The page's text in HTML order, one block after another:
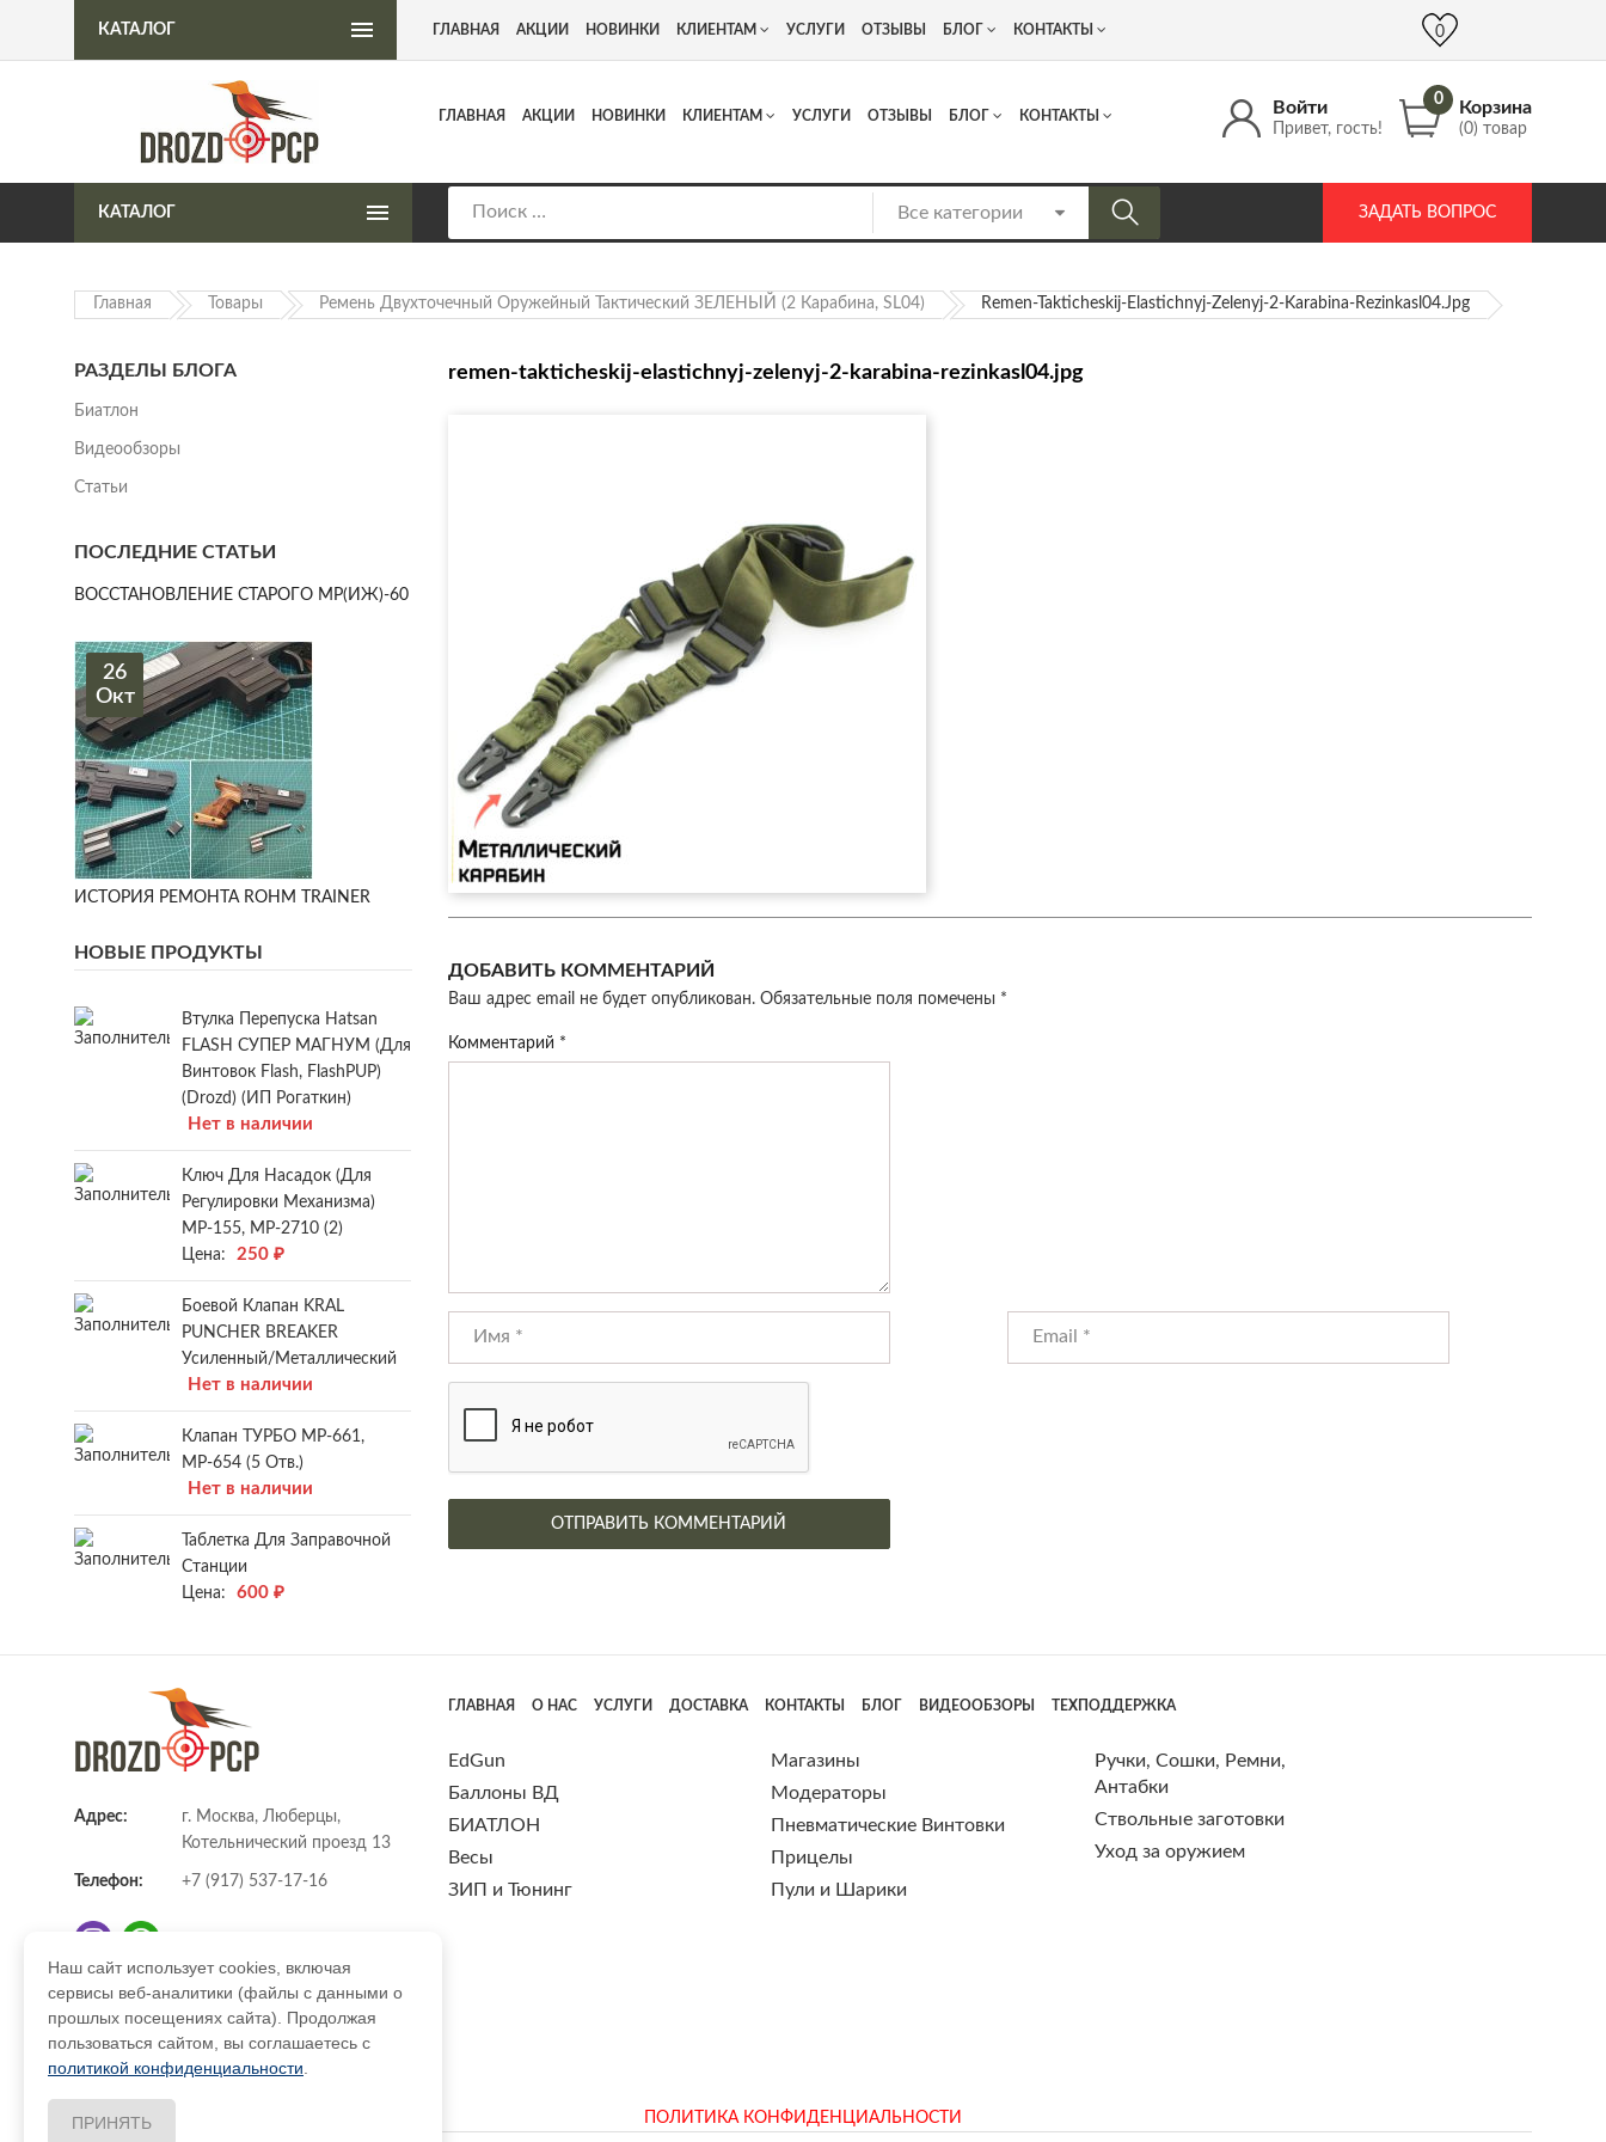
Интернет-магазин пневматического оружия Адрес: г. Москва, Люберцы, Котельнический проезд 13 +7 (917) 537 17 16 info@DrozdPcp.ru
Войти
Привет, гость!
0 Корзина
(0) товар
ГЛАВНАЯ АКЦИИ НОВИНКИ КЛИЕНТАМ УСЛУГИ ОТЗЫВЫ БЛОГ КОНТАКТЫ
КАТАЛОГ ЗАДАТЬ ВОПРОС
КАТАЛОГ ГЛАВНАЯ АКЦИИ НОВИНКИ КЛИЕНТАМ УСЛУГИ ОТЗЫВЫ БЛОГ КОНТАКТЫ 0
Главная Товары Ремень Двухточечный Оружейный Тактический ЗЕЛЕНЫЙ (2 Карабина, SL04) Remen-Takticheskij-Elastichnyj-Zelenyj-2-Karabina-Rezinkasl04.jpg
remen-takticheskij-elastichnyj-zelenyj-2-karabina-rezinkasl04.jpg
ДОБАВИТЬ КОММЕНТАРИЙ
Ваш адрес email не будет опубликован. Обязательные поля помечены *
Комментарий *
РАЗДЕЛЫ БЛОГА
Биатлон
Видеообзоры
Статьи
ПОСЛЕДНИЕ СТАТЬИ
ВОССТАНОВЛЕНИЕ СТАРОГО МР(ИЖ)-60
26
Окт
ИСТОРИЯ РЕМОНТА ROHM TRAINER
НОВЫЕ ПРОДУКТЫ
Втулка Перепуска Hatsan
FLASH СУПЕР МАГНУМ (для
Винтовок Flash, FlashPUP)
(Drozd) (ИП Рогаткин)
Нет в наличии
Ключ Для Насадок (для
Регулировки Механизма)
МР-155, МР-2710 (2)
Цена:
250 ₽
Боевой Клапан KRAL
PUNCHER BREAKER
Усиленный/металлический
Нет в наличии
Клапан ТУРБО МР-661,
МР-654 (5 Отв.)
Нет в наличии
Таблетка Для Заправочной
Станции
Цена:
600 ₽
Адрес:
г. Москва, Люберцы,
Котельнический проезд 13
Телефон: +7 (917) 537-17-16
E-mail: info@DrozdPcp.ru
ГЛАВНАЯ О НАС УСЛУГИ ДОСТАВКА КОНТАКТЫ БЛОГ ВИДЕООБЗОРЫ ТЕХПОДДЕРЖКА
EdGun
Баллоны ВД
БИАТЛОН
Весы
ЗИП и Тюнинг
Магазины
Модераторы
Пневматические Винтовки
Прицелы
Пули и Шарики
Ручки, Сошки, Ремни,
Антабки
Ствольные заготовки
Уход за оружием
ПОЛИТИКА КОНФИДЕНЦИАЛЬНОСТИ
Наш сайт использует cookies, включая
сервисы веб-аналитики (файлы с данными о
прошлых посещениях сайта). Продолжая
пользоваться сайтом, вы соглашаетесь с
политикой конфиденциальности
ПРИНЯТЬ